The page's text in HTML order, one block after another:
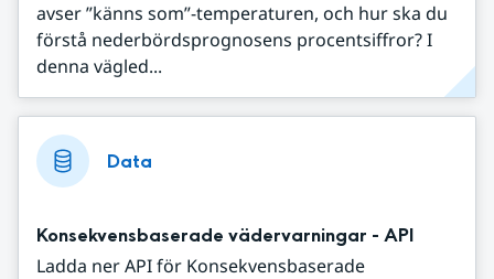
avser ”känns som”-temperaturen, och hur ska du
förstå nederbördsprognosens procentsiffror? I
denna vägled...
Data
Konsekvensbaserade vädervarningar - API
Ladda ner API för Konsekvensbaserade